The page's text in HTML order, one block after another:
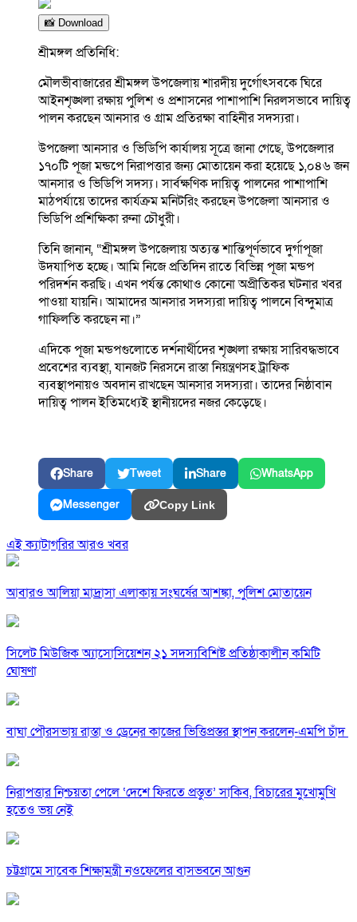
📸 Download
শ্রীমঙ্গল প্রতিনিধি:
মৌলভীবাজারের শ্রীমঙ্গল উপজেলায় শারদীয় দুর্গোৎসবকে ঘিরে
আইনশৃঙ্খলা রক্ষায় পুলিশ ও প্রশাসনের পাশাপাশি নিরলসভাবে দায়িত্ব
পালন করছেন আনসার ও গ্রাম প্রতিরক্ষা বাহিনীর সদস্যরা।
উপজেলা আনসার ও ভিডিপি কার্যালয় সূত্রে জানা গেছে, উপজেলার
১৭০টি পূজা মন্ডপে নিরাপত্তার জন্য মোতায়েন করা হয়েছে ১,০৪৬ জন
আনসার ও ভিডিপি সদস্য। সার্বক্ষণিক দায়িত্ব পালনের পাশাপাশি
মাঠপর্যায়ে তাদের কার্যক্রম মনিটরিং করছেন উপজেলা আনসার ও
ভিডিপি প্রশিক্ষিকা রুনা চৌধুরী।
তিনি জানান, “শ্রীমঙ্গল উপজেলায় অত্যন্ত শান্তিপূর্ণভাবে দুর্গাপূজা
উদযাপিত হচ্ছে। আমি নিজে প্রতিদিন রাতে বিভিন্ন পূজা মন্ডপ
পরিদর্শন করছি। এখন পর্যন্ত কোথাও কোনো অপ্রীতিকর ঘটনার খবর
পাওয়া যায়নি। আমাদের আনসার সদস্যরা দায়িত্ব পালনে বিন্দুমাত্র
গাফিলতি করছেন না।”
এদিকে পূজা মন্ডপগুলোতে দর্শনার্থীদের শৃঙ্খলা রক্ষায় সারিবদ্ধভাবে
প্রবেশের ব্যবস্থা, যানজট নিরসনে রাস্তা নিয়ন্ত্রণসহ ট্রাফিক
ব্যবস্থাপনায়ও অবদান রাখছেন আনসার সদস্যরা। তাদের নিষ্ঠাবান
দায়িত্ব পালন ইতিমধ্যেই স্থানীয়দের নজর কেড়েছে।
Share Tweet Share WhatsApp
Messenger Copy Link
এই ক্যাটাগরির আরও খবর
আবারও আলিয়া মাদ্রাসা এলাকায় সংঘর্ষের আশঙ্কা, পুলিশ মোতায়েন
সিলেট মিউজিক অ্যাসোসিয়েশন ২১ সদস্যবিশিষ্ট প্রতিষ্ঠাকালীন কমিটি
ঘোষণা
বাঘা পৌরসভায় রাস্তা ও ড্রেনের কাজের ভিত্তিপ্রস্তর স্থাপন করলেন-এমপি চাঁদ
নিরাপত্তার নিশ্চয়তা পেলে ‘দেশে ফিরতে প্রস্তুত’ সাকিব, বিচারের মুখোমুখি
হতেও ভয় নেই
চট্টগ্রামে সাবেক শিক্ষামন্ত্রী নওফেলের বাসভবনে আগুন